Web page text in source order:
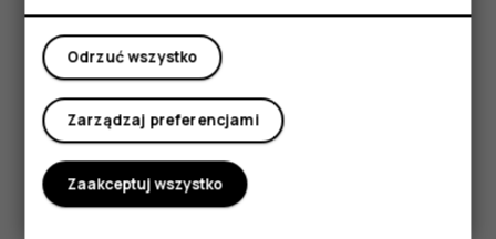
Moje konto
połączenia wideo, zamknąć aplikacje, zatrzymać
ładowanie, a nawet wyłączyć się. Jeśli urządzenie nie
działa prawidłowo, oddaj je do naprawy w najbliższym
autoryzowanym serwisie.
Odrzuć wszystko
Zarządzaj preferencjami
Zaakceptuj wszystko